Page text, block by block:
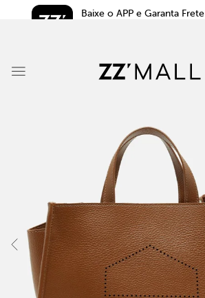
Baixe o APP e Garanta Frete